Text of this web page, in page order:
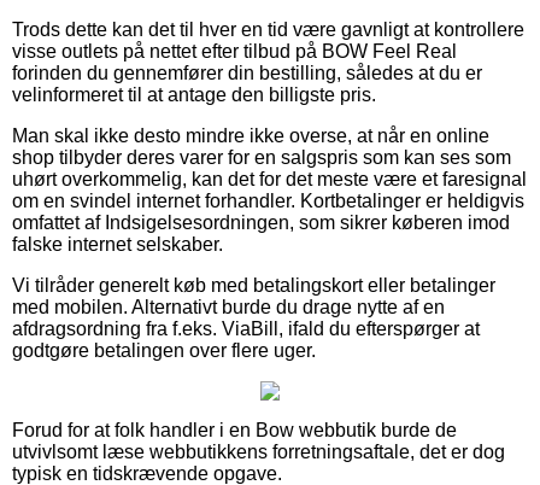
Trods dette kan det til hver en tid være gavnligt at kontrollere
visse outlets på nettet efter tilbud på BOW Feel Real
forinden du gennemfører din bestilling, således at du er
velinformeret til at antage den billigste pris.
Man skal ikke desto mindre ikke overse, at når en online
shop tilbyder deres varer for en salgspris som kan ses som
uhørt overkommelig, kan det for det meste være et faresignal
om en svindel internet forhandler. Kortbetalinger er heldigvis
omfattet af Indsigelsesordningen, som sikrer køberen imod
falske internet selskaber.
Vi tilråder generelt køb med betalingskort eller betalinger
med mobilen. Alternativt burde du drage nytte af en
afdragsordning fra f.eks. ViaBill, ifald du efterspørger at
godtgøre betalingen over flere uger.
Forud for at folk handler i en Bow webbutik burde de
utvivlsomt læse webbutikkens forretningsaftale, det er dog
typisk en tidskrævende opgave.